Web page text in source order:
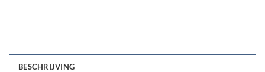
BESCHRIJVING